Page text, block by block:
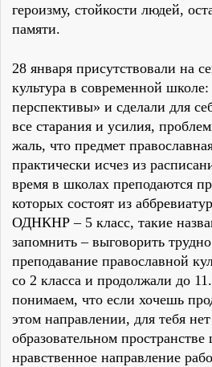
героизму, стойкости людей,
памяти.
28 января присутствовали на
культура в современной
перспективы» и сделали для
все старания и усилия,
жаль, что предмет
практически исчез из
время в школах преподаются
которых состоят из
ОДНКНР – 5 класс, такие
запомнить – выговорить
преподавание православной
со 2 класса и продолжали до
понимаем, что если хочешь
этом направлении, для тебя
образовательном
нравственное направление